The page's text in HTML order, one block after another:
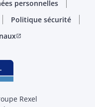
personnelles
Politique sécurité
open_in_new
Rexel